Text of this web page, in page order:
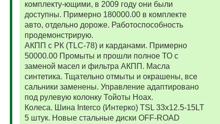
комплекту-ющими, в 2009 году они были
доступны. Примерно 180000.00 в комплекте
авто, отдельно дороже. Работоспособность
продемонстрирую.
АКПП с РК (TLC-78) и карданами. Примерно
50000.00 Промыты и прошли полное ТО с
заменой масел и фильтра АКПП. Масла
синтетика. Тщательно отмыты и окрашены, все
сальники заменены. Управление адаптировано
под рулевую колонку Тойоты Ноах.
Колеса. Шина Interco (Интерко) TSL 33x12.5-15LT
5 штук. Новые стальные диски OFF-ROAD